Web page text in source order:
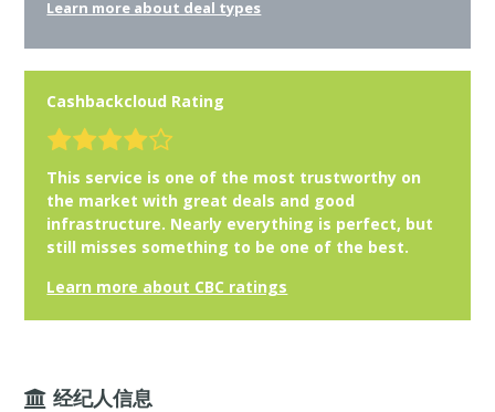
Learn more about deal types
Cashbackcloud Rating
This service is one of the most trustworthy on
the market with great deals and good
infrastructure. Nearly everything is perfect, but
still misses something to be one of the best.
Learn more about CBC ratings
经纪人信息